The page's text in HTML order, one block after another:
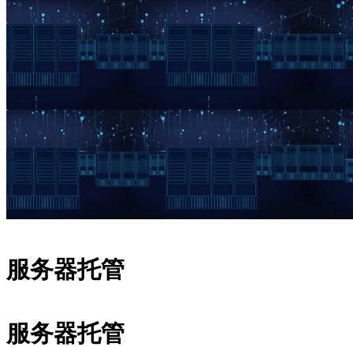
服务器托管
服务器托管